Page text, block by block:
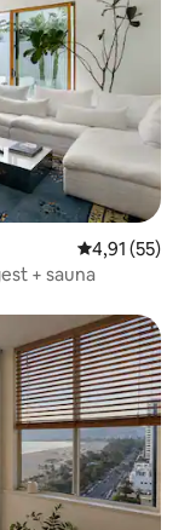
Calificación
4,91 (55)
+ sauna